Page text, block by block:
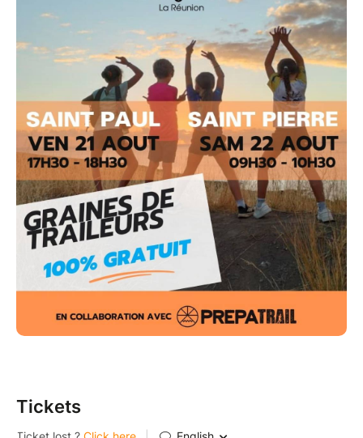
✨ Saint-Pierre – Samedi 22 aout à 9h30 à 10h30
Inscription obligatoire
Puis rendez-vous devant la boutique Running Conseil
pour le départ !
Offrez-leur une aventure sportive, des rires et des
souvenirs inoubliables !!!
#RunningConseil #Prépatrail #PREPAKADÉMI
#TrailKids #SportPourEux #AventureEnPleineNature
#ÉcoleDeTrail #KidsRun
Tickets